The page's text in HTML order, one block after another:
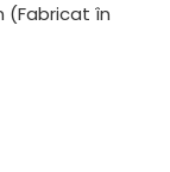
(Fabricat în